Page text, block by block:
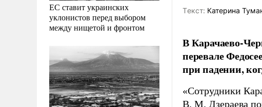
ЕС ставит украинских
уклонистов перед выбором
между нищетой и фронтом
Tекст: Катерина
В Карачаево-
перевале
при падении,
«Сотрудники
В. М. Дзераева